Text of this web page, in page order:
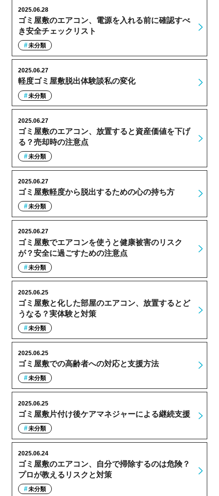
ゴミ屋敷のエアコン、電源を入れる前に確認すべ
き安全チェックリスト
2025.06.28
未分類
軽度ゴミ屋敷脱出体験談私の変化
2025.06.27
未分類
ゴミ屋敷のエアコン、放置すると資産価値を下げ
る？売却時の注意点
2025.06.27
未分類
ゴミ屋敷軽度から脱出するための心の持ち方
2025.06.27
未分類
ゴミ屋敷でエアコンを使うと健康被害のリスク
が？安全に過ごすための注意点
2025.06.27
未分類
ゴミ屋敷と化した部屋のエアコン、放置するとど
うなる？実体験と対策
2025.06.25
未分類
ゴミ屋敷での高齢者への対応と支援方法
2025.06.25
未分類
ゴミ屋敷片付け後ケアマネジャーによる継続支援
2025.06.25
未分類
ゴミ屋敷のエアコン、自分で掃除するのは危険？
プロが教えるリスクと対策
2025.06.24
未分類